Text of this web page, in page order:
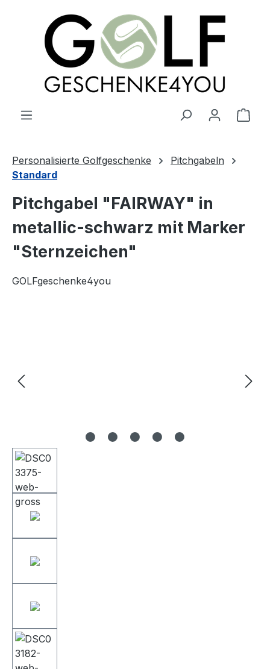
springen
Personalisierte Golfgeschenke
Pitchgabeln
Standard
Pitchgabel "FAIRWAY" in
metallic-schwarz mit Marker
"Sternzeichen"
GOLFgeschenke4you